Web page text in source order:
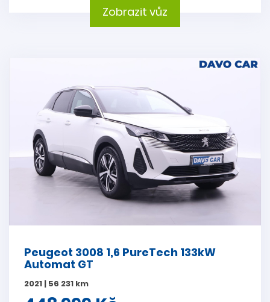
Zobrazit vůz
Peugeot 3008 1,6 PureTech 133kW
Automat GT
2021 | 56 231 km